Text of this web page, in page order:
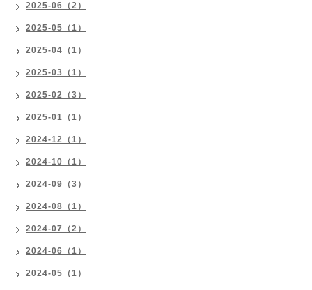
2025-06（2）
2025-05（1）
2025-04（1）
2025-03（1）
2025-02（3）
2025-01（1）
2024-12（1）
2024-10（1）
2024-09（3）
2024-08（1）
2024-07（2）
2024-06（1）
2024-05（1）